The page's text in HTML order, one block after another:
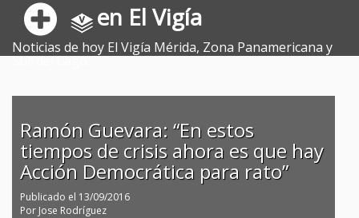
en El Vigía
Noticias de hoy El Vigía Mérida, Zona Panamericana y
Sur del Lago.
Ramón Guevara: “En estos
tiempos de crisis ahora es que hay
Acción Democrática para rato”
Publicado el 13/09/2016
Por Jose Rodríguez